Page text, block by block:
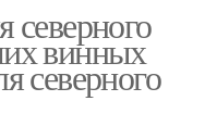
северного
винных
северного